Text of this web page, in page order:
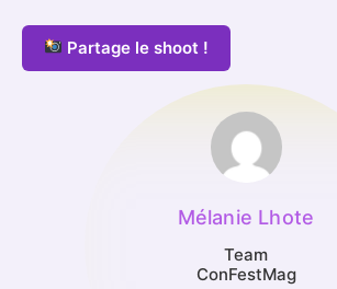
Partage le shoot !
Mélanie Lhote
Team
ConFestMag